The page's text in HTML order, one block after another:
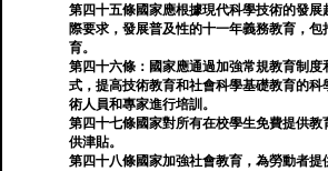
第四十五條國家應根據現代科學技術的發
際要求，發展普及性的十一年義務教育，
育。
第四十六條：國家應通過加強常規教育制度
式，提高技術教育和社會科學基礎教育的
術人員和專家進行培訓。
第四十七條國家對所有在校學生免費提供
供津貼。
第四十八條國家加強社會教育，為勞動者提